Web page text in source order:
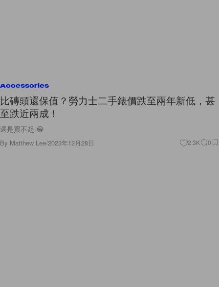
Accessories
比磚頭還保值？勞力士二手錶價跌至兩年新低，甚
至跌近兩成！
還是買不起 😂
By Matthew Lee/2023年12月28日 2.3K 0